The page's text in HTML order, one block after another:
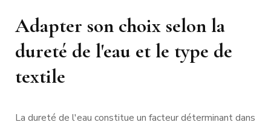
Adapter son choix selon la
dureté de l'eau et le type de
textile
La dureté de l'eau constitue un facteur déterminant dans